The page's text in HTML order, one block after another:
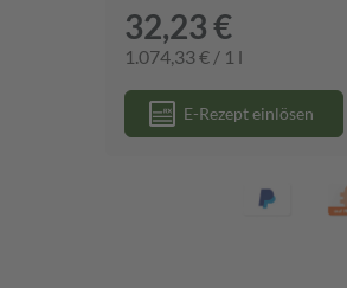
32,23 €
1.074,33 € / 1 l
E-Rezept einlösen